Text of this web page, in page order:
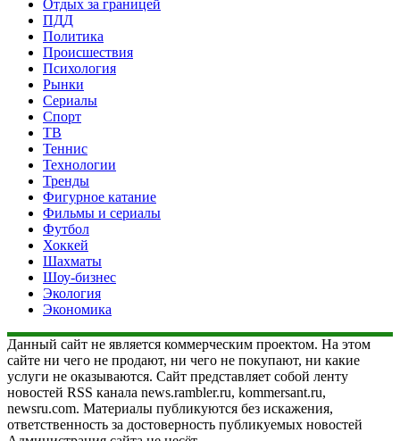
Отдых за границей
ПДД
Политика
Происшествия
Психология
Рынки
Сериалы
Спорт
ТВ
Теннис
Технологии
Тренды
Фигурное катание
Фильмы и сериалы
Футбол
Хоккей
Шахматы
Шоу-бизнес
Экология
Экономика
Данный сайт не является коммерческим проектом. На этом
сайте ни чего не продают, ни чего не покупают, ни какие
услуги не оказываются. Сайт представляет собой ленту
новостей RSS канала news.rambler.ru, kommersant.ru,
newsru.com. Материалы публикуются без искажения,
ответственность за достоверность публикуемых новостей